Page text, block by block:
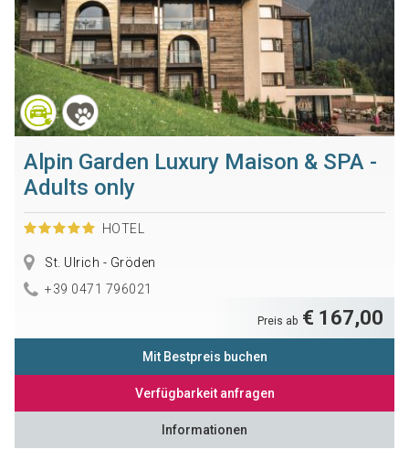
Alpin Garden Luxury Maison & SPA -
Adults only
HOTEL
St. Ulrich - Gröden
+39 0471 796021
Preis ab € 167,00
Mit Bestpreis buchen
Verfügbarkeit anfragen
Informationen